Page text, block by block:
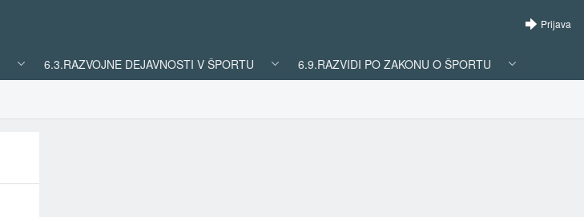
Prijava
6.3.RAZVOJNE DEJAVNOSTI V ŠPORTU 6.9.RAZVIDI PO ZAKONU O ŠPORTU